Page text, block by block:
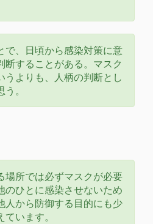
で、日頃から感染対策に意
断することがある。マスク
うよりも、人柄の判断とし
。
場所では必ずマスクが必要
のひとに感染させないため
人から防御する目的にも少
います。